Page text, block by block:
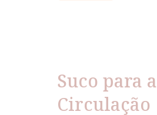
Suco para a
Circulação